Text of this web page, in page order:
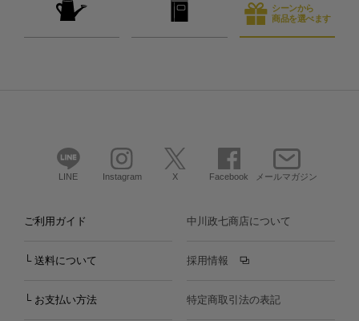
シーンから
商品を選べます
LINE Instagram X Facebook メールマガジン
ご利用ガイド
└ 送料について
└ お支払い方法
中川政七商店について
採用情報
特定商取引法の表記